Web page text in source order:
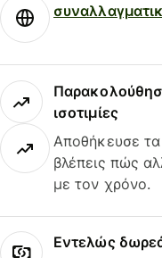
ισοτιμίες
Αποθήκευσε
βλέπεις πώς
με τον χρόνο.
Εντελώς